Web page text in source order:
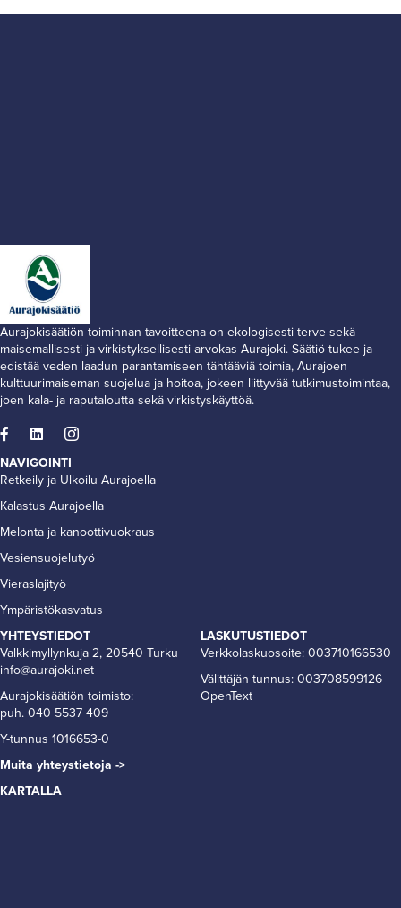
Aurajokisäätiön toiminnan tavoitteena on ekologisesti terve sekä
maisemallisesti ja virkistyksellisesti arvokas Aurajoki. Säätiö tukee ja
edistää veden laadun parantamiseen tähtääviä toimia, Aurajoen
kulttuurimaiseman suojelua ja hoitoa, jokeen liittyvää tutkimustoimintaa,
joen kala- ja raputaloutta sekä virkistyskäyttöä.
NAVIGOINTI
Retkeily ja Ulkoilu Aurajoella
Kalastus Aurajoella
Melonta ja kanoottivuokraus
Vesiensuojelutyö
Vieraslajityö
Ympäristökasvatus
YHTEYSTIEDOT
Valkkimyllynkuja 2, 20540 Turku
info@aurajoki.net
Aurajokisäätiön toimisto:
puh. 040 5537 409
Y-tunnus 1016653-0
Muita yhteystietoja ->
LASKUTUSTIEDOT
Verkkolaskuosoite: 003710166530
Välittäjän tunnus: 003708599126
OpenText
KARTALLA